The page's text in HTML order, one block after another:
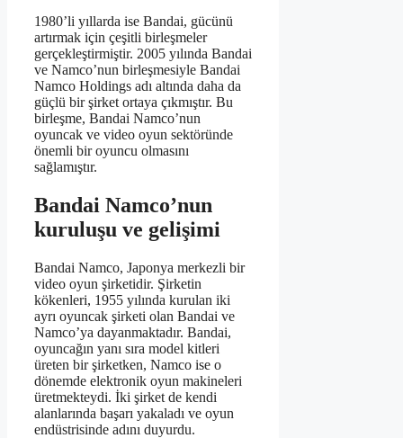
1980’li yıllarda ise Bandai, gücünü
artırmak için çeşitli birleşmeler
gerçekleştirmiştir. 2005 yılında Bandai
ve Namco’nun birleşmesiyle Bandai
Namco Holdings adı altında daha da
güçlü bir şirket ortaya çıkmıştır. Bu
birleşme, Bandai Namco’nun
oyuncak ve video oyun sektöründe
önemli bir oyuncu olmasını
sağlamıştır.
Bandai Namco’nun
kuruluşu ve gelişimi
Bandai Namco, Japonya merkezli bir
video oyun şirketidir. Şirketin
kökenleri, 1955 yılında kurulan iki
ayrı oyuncak şirketi olan Bandai ve
Namco’ya dayanmaktadır. Bandai,
oyuncağın yanı sıra model kitleri
üreten bir şirketken, Namco ise o
dönemde elektronik oyun makineleri
üretmekteydi. İki şirket de kendi
alanlarında başarı yakaladı ve oyun
endüstrisinde adını duyurdu.